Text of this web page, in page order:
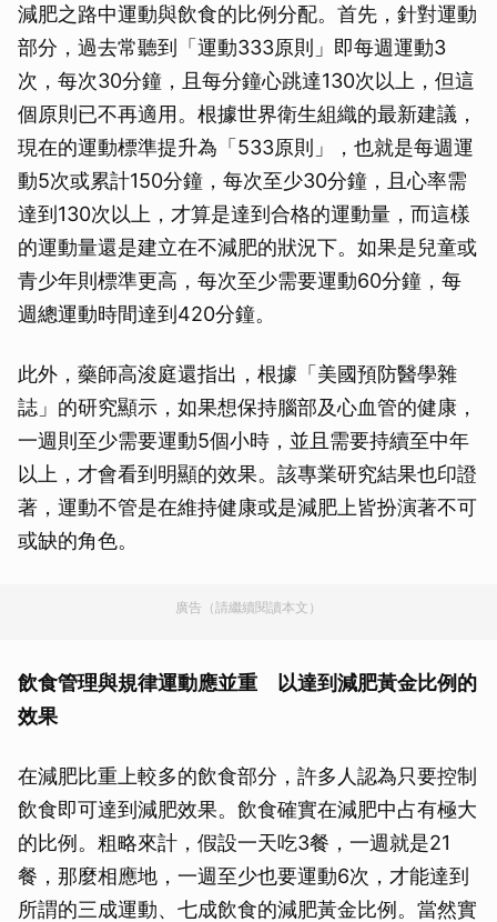
減肥之路中運動與飲食的比例分配。首先，針對運動
部分，過去常聽到「運動333原則」即每週運動3
次，每次30分鐘，且每分鐘心跳達130次以上，但這
個原則已不再適用。根據世界衛生組織的最新建議，
現在的運動標準提升為「533原則」，也就是每週運
動5次或累計150分鐘，每次至少30分鐘，且心率需
達到130次以上，才算是達到合格的運動量，而這樣
的運動量還是建立在不減肥的狀況下。如果是兒童或
青少年則標準更高，每次至少需要運動60分鐘，每
週總運動時間達到420分鐘。
此外，藥師高浚庭還指出，根據「美國預防醫學雜
誌」的研究顯示，如果想保持腦部及心血管的健康，
一週則至少需要運動5個小時，並且需要持續至中年
以上，才會看到明顯的效果。該專業研究結果也印證
著，運動不管是在維持健康或是減肥上皆扮演著不可
或缺的角色。
廣告（請繼續閱讀本文）
飲食管理與規律運動應並重 以達到減肥黃金比例的
效果
在減肥比重上較多的飲食部分，許多人認為只要控制
飲食即可達到減肥效果。飲食確實在減肥中占有極大
的比例。粗略來計，假設一天吃3餐，一週就是21
餐，那麼相應地，一週至少也要運動6次，才能達到
所謂的三成運動、七成飲食的減肥黃金比例。當然實